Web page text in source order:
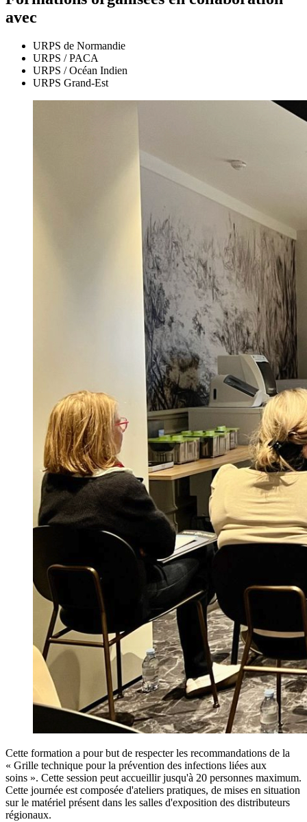
avec
URPS de Normandie
URPS / PACA
URPS / Océan Indien
URPS Grand-Est
Cette formation a pour but de respecter les recommandations de la
« Grille technique pour la prévention des infections liées aux
soins ». Cette session peut accueillir jusqu'à 20 personnes maximum.
Cette journée est composée d'ateliers pratiques, de mises en situation
sur le matériel présent dans les salles d'exposition des distributeurs
régionaux.